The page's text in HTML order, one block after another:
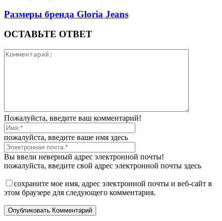
Размеры бренда Gloria Jeans
ОСТАВЬТЕ ОТВЕТ
Пожалуйста, введите ваш комментарий!
пожалуйста, введите ваше имя здесь
Вы ввели неверный адрес электронной почты!
пожалуйста, введите свой адрес электронной почты здесь
сохраните мое имя, адрес электронной почты и веб-сайт в
этом браузере для следующего комментария.